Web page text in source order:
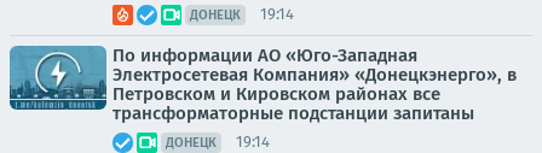
ДОНЕЦК 19:14
По информации АО «Юго-Западная
Электросетевая Компания» «Донецкэнерго», в
Петровском и Кировском районах все
трансформаторные подстанции запитаны
ДОНЕЦК 19:14